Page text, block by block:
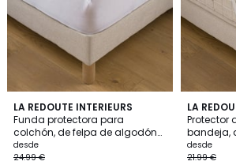
LA REDOUTE INTERIEURS
Funda protectora para
colchón, de felpa de algodón
antiácaros, impermeable,
altura máxima de 25 cm
desde
24.99 €
4,1
/ 5
LA
Protector
bandeja,
desde
21.99 €
4,4
/ 5